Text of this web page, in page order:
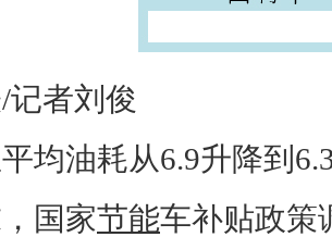
者刘俊
油耗从6.9升降到6.3
国家节能车补贴政策